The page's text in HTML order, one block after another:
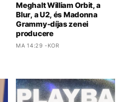
Meghalt William Orbit, a
Blur, a U2, és Madonna
Grammy-díjas zenei
producere
MA 14:29 -KOR